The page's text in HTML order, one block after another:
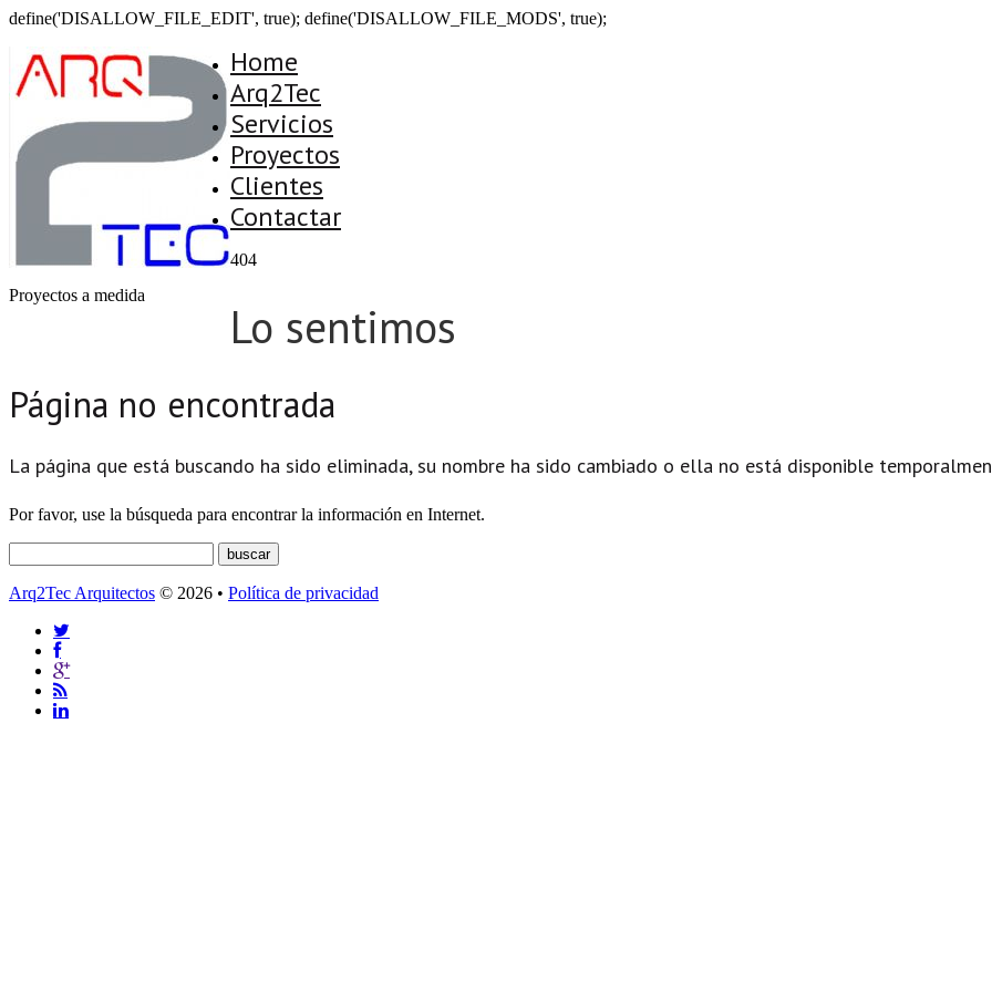
define('DISALLOW_FILE_EDIT', true); define('DISALLOW_FILE_MODS', true);
Proyectos a medida
Home
Arq2Tec
Servicios
Proyectos
Clientes
Contactar
404
Lo sentimos
Página no encontrada
La página que está buscando ha sido eliminada, su nombre ha sido cambiado o ella no está disponible
Por favor, use la búsqueda para encontrar la información en Internet.
Arq2Tec Arquitectos © 2026 • Política de privacidad